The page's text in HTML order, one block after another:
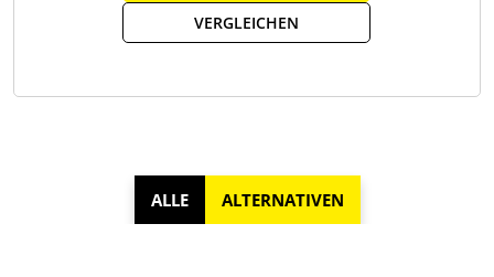
VERGLEICHEN